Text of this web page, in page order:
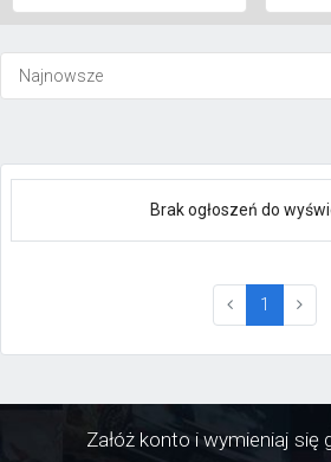
Brak ogłoszeń do
1 (current)
Załóż konto i wymieniaj się